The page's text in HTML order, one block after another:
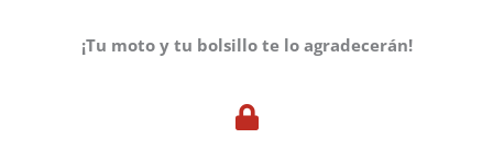
¡Tu moto y tu bolsillo te lo agradecerán!